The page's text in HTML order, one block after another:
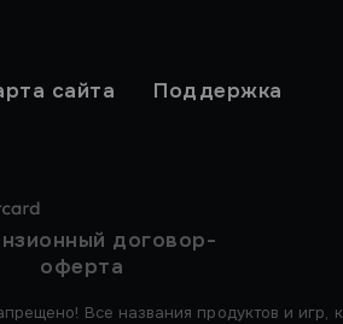
сайта Поддержка
договор-
оферта
Все названия продуктов и игр,